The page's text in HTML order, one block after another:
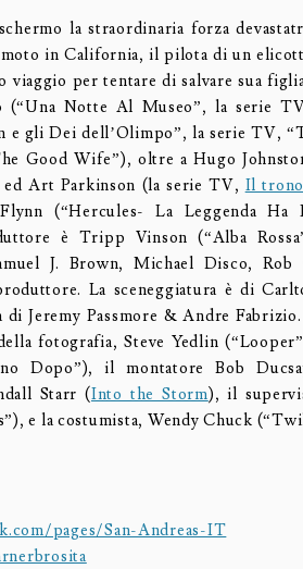
la straordinaria forza
in California, il pilota di un
viaggio per tentare di salvare sua
(“Una Notte Al Museo”, la serie
e gli Dei dell’Olimpo”, la serie TV,
Good Wife”), oltre a Hugo
ed Art Parkinson (la serie TV, Il
(“Hercules- La Leggenda Ha
è Tripp Vinson (“Alba
J. Brown, Michael Disco, Rob
La sceneggiatura è di
di Jeremy Passmore & Andre
fotografia, Steve Yedlin
Dopo”), il montatore Bob
Starr (Into the Storm), il
e la costumista, Wendy Chuck
pages/San-Andreas-IT